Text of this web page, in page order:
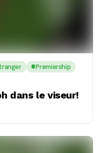
Premiership
dans le viseur!